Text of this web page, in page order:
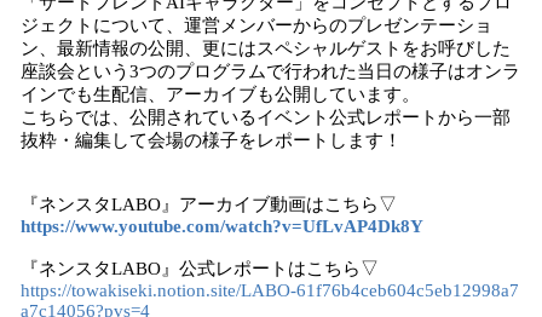
ジェクトについて、運営メンバーからのプレゼンテーショ
ン、最新情報の公開、更にはスペシャルゲストをお呼びした
座談会という3つのプログラムで行われた当日の様子はオンラ
インでも生配信、アーカイブも公開しています。
こちらでは、公開されているイベント公式レポートから一部
抜粋・編集して会場の様子をレポートします！
『ネンスタLABO』アーカイブ動画はこちら▽
https://www.youtube.com/watch?v=UfLvAP4Dk8Y
『ネンスタLABO』公式レポートはこちら▽
https://towakiseki.notion.site/LABO-61f76b4ceb604c5eb12998a7
a7c14056?pvs=4